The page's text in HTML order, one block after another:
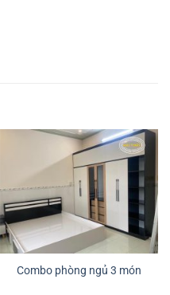
Combo phòng ngủ 3 món